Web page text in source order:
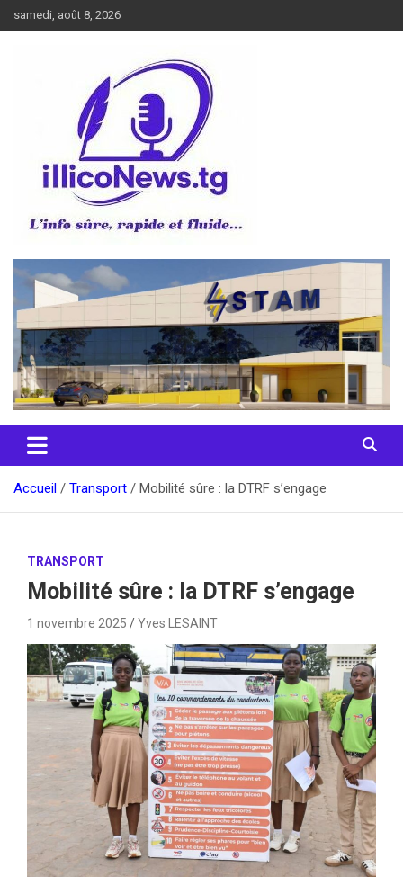
au
samedi, août 8, 2026
illiconews
Accueil Transport Mobilité sûre : la DTRF s’engage
TRANSPORT
Mobilité sûre : la DTRF s’engage
1 novembre 2025 Yves LESAINT